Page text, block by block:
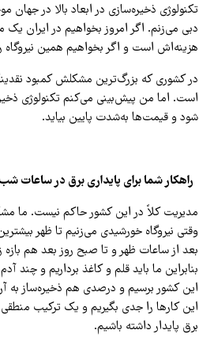
تکنولوژی ذخیره‌سازی در ابعاد بالا در
هزینه‌اش است و اگر بخواهیم همین نیروگاه را با ذخیره‌ساز بزنیم ۱۱۰
در کشوری که بزرگ‌ترین مشکلش کمبود
است. اما من پیش‌بینی می‌کنم تکنولوژی
شود و قیمت‌ها به‌شدت پایین بیاید.
راهکار شما برای پایداری برق در ساعات
مدیریت کلاً در این کشور حاکم نیست. ما
وقتی نیروگاه خورشیدی می‌زنیم تا ظهر
بعد از ساعات ظهر و تا صبح روز بعد هم بازه
بنابراین ما باید قلم و کاغذ برداریم و چند
این کشور برسیم و درصدی هم ذخیره‌ساز به
این کارها را جدی بگیریم و یک ترکیب
برق پایدار داشته باشیم.